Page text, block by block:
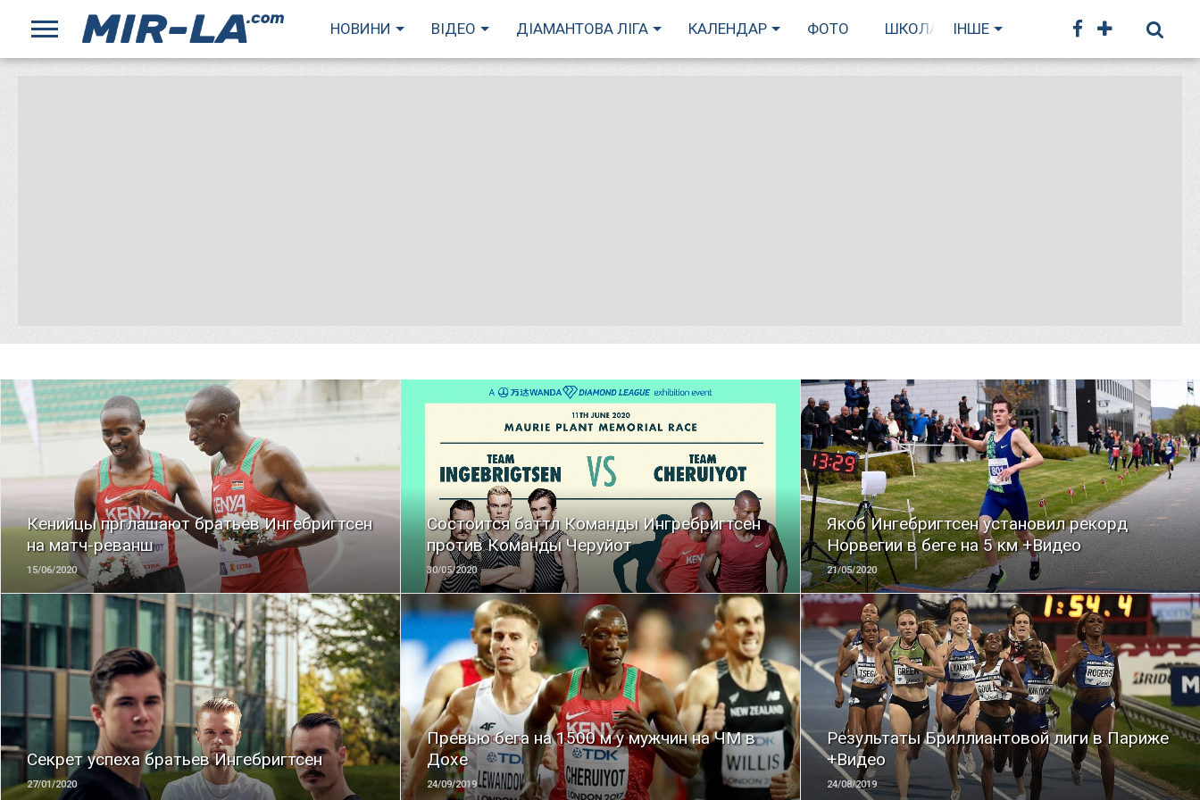
НОВИНИ ВІДЕО ДІАМАНТОВА ЛІГА КАЛЕНДАР ФОТО ШКОЛА БІГУ
ІНШЕ
Кенийцы прглашают братьев Ингебригтсен
на матч-реванш
15/06/2020
ЧИТАТЬ
Состоится баттл Команды Ингребригтсен
против Команды Черуйот
30/05/2020
ЧИТАТЬ
Якоб Ингебригтсен установил рекорд
Норвегии в беге на 5 км +Видео
21/05/2020
ЧИТАТЬ
Секрет успеха братьев Ингебригтсен
27/01/2020
ЧИТАТЬ
Превью бега на 1500 м у мужчин на ЧМ в
Дохе
24/09/2019
ЧИТАТЬ
Результаты Бриллиантовой лиги в Париже
+Видео
24/08/2019
ЧИТАТЬ